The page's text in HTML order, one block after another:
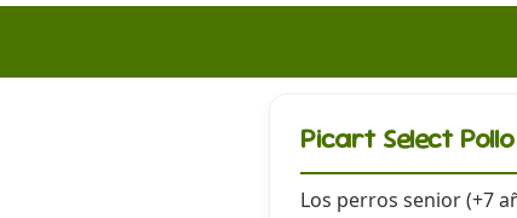
Picart Select
Los perros senior (+7